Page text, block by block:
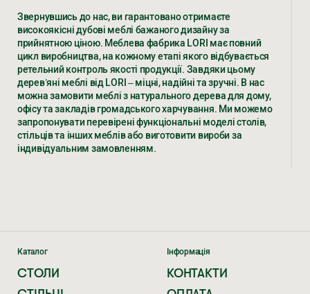
Звернувшись до нас, ви гарантовано отримаєте
високоякісні дубові меблі бажаного дизайну за
прийнятною ціною. Меблева фабрика LORI має повний
цикл виробництва, на кожному етапі якого відбувається
ретельний контроль якості продукції. Завдяки цьому
дерев’яні меблі від LORI – міцні, надійні та зручні. В нас
можна замовити меблі з натурального дерева для дому,
офісу та закладів громадського харчування. Ми можемо
запропонувати перевірені функціональні моделі столів,
стільців та інших меблів або виготовити вироби за
індивідуальним замовленням.
Уже не одне десятиліття ми виготовляємо елітні меблі з
Україні та країнах ЄС замовляють у нас.
ЕКСКЛЮЗИВНІ ДЕРЕВ’ЯНІ МЕБЛІ
Каталог
СТОЛИ
Інформація
КОНТАКТИ